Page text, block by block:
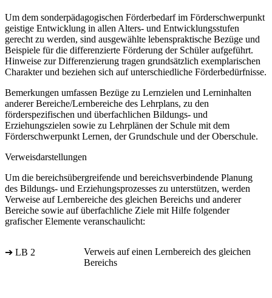
Um dem sonderpädagogischen Förderbedarf im Förderschwerpunkt
geistige Entwicklung in allen Alters- und Entwicklungsstufen
gerecht zu werden, sind ausgewählte lebenspraktische Bezüge und
Beispiele für die differenzierte Förderung der Schüler aufgeführt.
Hinweise zur Differenzierung tragen grundsätzlich exemplarischen
Charakter und beziehen sich auf unterschiedliche Förderbedürfnisse.
Bemerkungen umfassen Bezüge zu Lernzielen und Lerninhalten
anderer Bereiche/Lernbereiche des Lehrplans, zu den
förderspezifischen und überfachlichen Bildungs- und
Erziehungszielen sowie zu Lehrplänen der Schule mit dem
Förderschwerpunkt Lernen, der Grundschule und der Oberschule.
Verweisdarstellungen
Um die bereichsübergreifende und bereichsverbindende Planung
des Bildungs- und Erziehungsprozesses zu unterstützen, werden
Verweise auf Lernbereiche des gleichen Bereichs und anderer
Bereiche sowie auf überfachliche Ziele mit Hilfe folgender
grafischer Elemente veranschaulicht:
➔ LB 2
Verweis auf einen Lernbereich des gleichen
Bereichs